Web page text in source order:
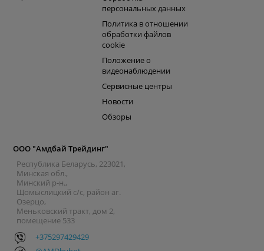
персональных данных
Политика в отношении
обработки файлов
cookie
Положение о
видеонаблюдении
Сервисные центры
Новости
Обзоры
ООО "Амдбай Трейдинг"
Республика Беларусь, 223021,
Минская обл.,
Минский р-н.,
Щомыслицкий с/с, район аг.
Озерцо,
Меньковский тракт, дом 2,
помещение 533
+375297429429